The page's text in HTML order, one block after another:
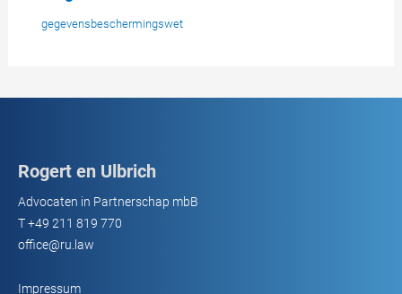
gegevensbeschermingswet
Rogert en Ulbrich
Advocaten in Partnerschap mbB
T+49 211 819 770
office@ru.law
Impressum